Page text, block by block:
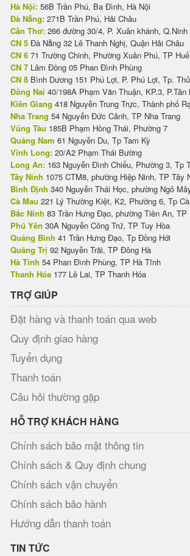
Hà Nội: 56B Trần Phú, Ba Đình, Hà Nội
Đà Nẵng: 271B Trần Phú, Hải Châu
Cần Thơ: 266 đường 30/4, P. Xuân khánh, Q.Ninh
CN 5 Đà Nẵng 32 Lê Thanh Nghị, Quận Hải Châu
CN 6 71 Trường Chinh, Phường Xuân Phú, TP Huế
CN 7 Lâm Đồng 05 Phan Đình Phùng
CN 8 Bình Dương 151 Phú Lợi, P. Phú Lợi, Tp.
Đồng Nai 40/198A Phạm Văn Thuận, KP.3, P.Tân
Kiên Giang 418 Nguyễn Trung Trực, Thành phố
Nha Trang 54 Nguyễn Đức Cảnh, TP Nha Trang
Vũng Tàu 185B Phạm Hồng Thái, Phường 7
Quảng Nam 61 Nguyễn Du, Tp Tam Kỳ
Vĩnh Long: 20/A2 Phạm Thái Bường
Long An: 163 Nguyễn Đình Chiểu, Phường 3, Tp
Tây Ninh 1075 CTM8, phường Hiệp Ninh, TP Tây
Bình Định 340 Nguyễn Thái Học, phường Ngô
Cà Mau 221 Lý Thường Kiệt, K2, Phường 6, Tp
Bắc Ninh 83 Trần Hưng Đạo, phường Tiền An, TP
Phú Yên 30A Nguyễn Công Trứ, TP Tuy Hòa
Quảng Bình 41 Trần Hưng Đạo, Tp Đồng Hới
Quảng Trị 92 Nguyễn Trãi, TP Đông Hà
Hà Tĩnh 54 Phan Đình Phùng, TP Hà Tĩnh
Thanh Hóa 177 Lê Lai, TP Thanh Hóa
TRỢ GIÚP
Đặt hàng và thanh toán qua web
Quy định giao hàng
Tuyển dụng
Thanh toán
Câu hỏi thường gặp
HỖ TRỢ KHÁCH HÀNG
Chính sách bảo mật thông tin
Chính sách & Quy định chung
Chính sách vận chuyển
Chính sách bảo hành
Hướng dẫn thanh toán
TIN TỨC